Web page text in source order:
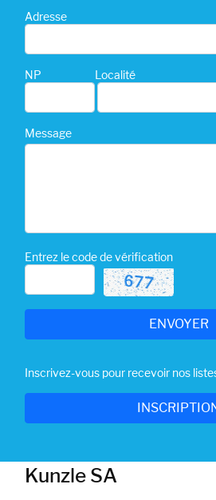
Adresse
NP Localité
Message
Entrez le code de vérification
Inscrivez-vous pour recevoir nos
Kunzle SA